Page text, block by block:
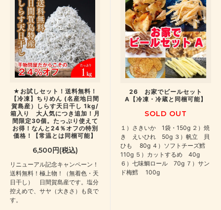
★お試しセット！送料無料！
【冷凍】ちりめん (名産地日間
賀島産）しらす天日干し 1kg/
箱入り 大人気につき追加！月
間限定30個。たっぷり使えて
お得！なんと24％オフの特別
価格！【常温とは同梱可能】
6,500円(税込)
リニューアル記念キャンペーン！
送料無料！極上物！（無着色・天
日干し） 日間賀島産です。塩分
控えめで、サヤ（大きさ）も良で
す。
26 お家でビールセット
A【冷凍・冷蔵と同梱可能】
SOLD OUT
１）さきいか 1袋・150g ２）焼
き えいひれ 50g ３）帆立 貝
ひも 80g ４）ソフトチーズ鱈
110g ５）カットするめ 40g
６）七味鯛ロール 70g ７）サン
ド梅鱈 100g